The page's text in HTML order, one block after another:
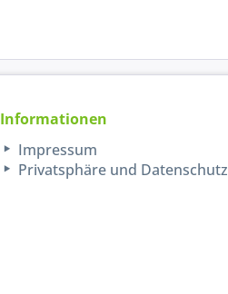
Informationen
Impressum
Privatsphäre und Datenschutz